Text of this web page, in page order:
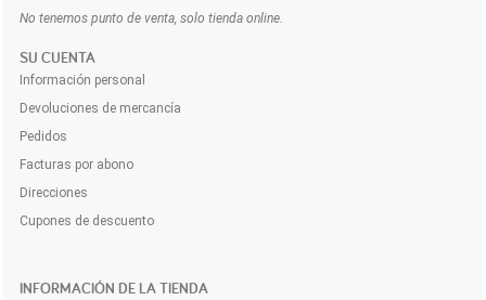
No tenemos punto de venta, solo tienda online.
INFORMACIÓN DE LA TIENDA
SU CUENTA
Información personal
Devoluciones de mercancía
Pedidos
Facturas por abono
Direcciones
Cupones de descuento